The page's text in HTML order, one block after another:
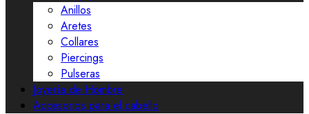
Anillos
Aretes
Collares
Piercings
Pulseras
Joyería de Hombre
Accesorios para el cabello